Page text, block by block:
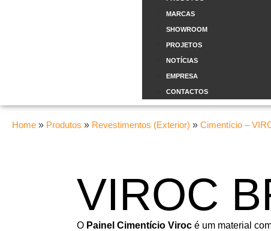
MARCAS
SHOWROOM
PROJETOS
NOTÍCIAS
EMPRESA
CONTACTOS
Home » Produtos » Revestimentos (Exterior) » Cimentício –
VIROC
O Painel Cimentício Virocé um material